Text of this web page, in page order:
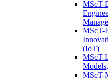
MScT-
MScT-
(IoT)
MScT-
MScT-